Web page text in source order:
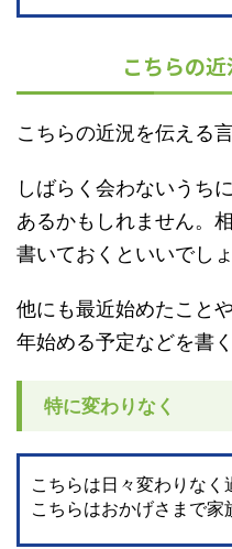
こちらの
こちらの近況を伝える
しばらく会わないうち
あるかもしれません。
書いておくといいでしょ
他にも最近始めたこと
年始める予定などを書
特に変わりなく
こちらは日々変わりなく
こちらはおかげさまで